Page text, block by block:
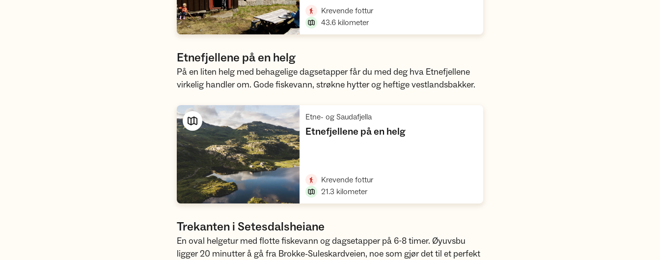
Krevende fottur,
43.6 kilometer
Etnefjellene på en helg
På en liten helg med behagelige dagsetapper får du med deg hva Etnefjellene
virkelig handler om. Gode fiskevann, strøkne hytter og heftige vestlandsbakker.
Etne- og Saudafjella,
Etnefjellene på en helg,
Krevende fottur,
21.3 kilometer
Trekanten i Setesdalsheiane
En oval helgetur med flotte fiskevann og dagsetapper på 6-8 timer. Øyuvsbu
ligger 20 minutter å gå fra Brokke-Suleskardveien, noe som gjør det til et perfekt